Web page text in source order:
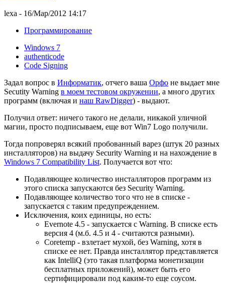
lexa - 16/Мар/2012 14:17
Программирование
Windows 7
authenticode
Code Signing
Задал вопрос в Информатик, отчего ваша Орфо не выдает мне
Secutity Warning в моем тестовом окружении, а много других
программ (включая и наш RawDigger) - выдают.
Получил ответ: ничего такого не делали, никакой уличной
магии, просто подписываем, еще вот Win7 Logo получили.
Тогда попроверял всякий пробованный варез (штук 20 разных
инсталляторов) на выдачу Security Warning и на нахождение в
Windows 7 Compatibility List. Получается вот что:
Подавляющее количество инсталляторов программ из
этого списка запускаются без Security Warning.
Подавляющее количество того что не в списке -
запускается с таким предупреждением.
Исключения, коих единицы, но есть:
Evernote 4.5 - запускается с Warning. В списке есть
версия 4 (м.б. 4.5 и 4 - считаются разными).
Coretemp - взлетает мухой, без Warning, хотя в
списке ее нет. Правда инсталлятор представляется
как IntelliQ (это такая платформа монетизации
бесплатных приложений), может быть его
сертифицировали под каким-то еще соусом.